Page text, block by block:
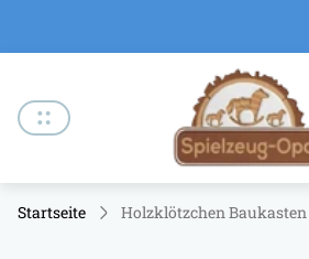
Laden-
Logo"
Startseite Holzklötzchen